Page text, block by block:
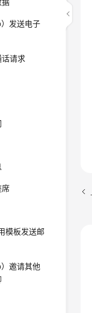
）发送电子
话请求
席
模板发送邮
邀请其他